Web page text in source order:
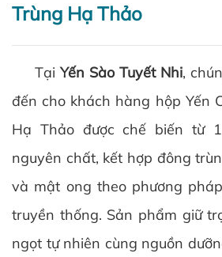
Trùng Hạ Thảo
TạiYến Sào Tuyết Nhi,
đến cho khách hàng hộp Yến
Hạ Thảo được chế biến từ
nguyên chất, kết hợp đông
và mật ong theo phương
truyền thống. Sản phẩm giữ
ngọt tự nhiên cùng nguồn